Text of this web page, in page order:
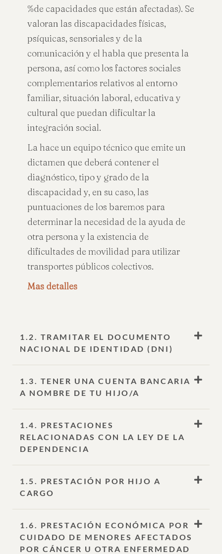
%de capacidades que están afectadas). Se
valoran las discapacidades físicas,
psíquicas, sensoriales y de la
comunicación y el habla que presenta la
persona, así como los factores sociales
complementarios relativos al entorno
familiar, situación laboral, educativa y
cultural que puedan dificultar la
integración social.
La hace un equipo técnico que emite un
dictamen que deberá contener el
diagnóstico, tipo y grado de la
discapacidad y, en su caso, las
puntuaciones de los baremos para
determinar la necesidad de la ayuda de
otra persona y la existencia de
dificultades de movilidad para utilizar
transportes públicos colectivos.
Mas detalles
1.2. TRAMITAR EL DOCUMENTO
NACIONAL DE IDENTIDAD (DNI)
1.3. TENER UNA CUENTA BANCARIA
A NOMBRE DE TU HIJO/A
1.4. PRESTACIONES
RELACIONADAS CON LA LEY DE LA
DEPENDENCIA
1.5. PRESTACIÓN POR HIJO A
CARGO
1.6. PRESTACIÓN ECONÓMICA POR
CUIDADO DE MENORES AFECTADOS
POR CÁNCER U OTRA ENFERMEDAD